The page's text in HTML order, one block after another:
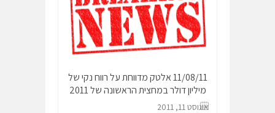
11/08/11 אלטק מדווחת על רווח נקי של
מיליון דולר במחצית הראשונה של 2011
אוגוסט 11, 2011